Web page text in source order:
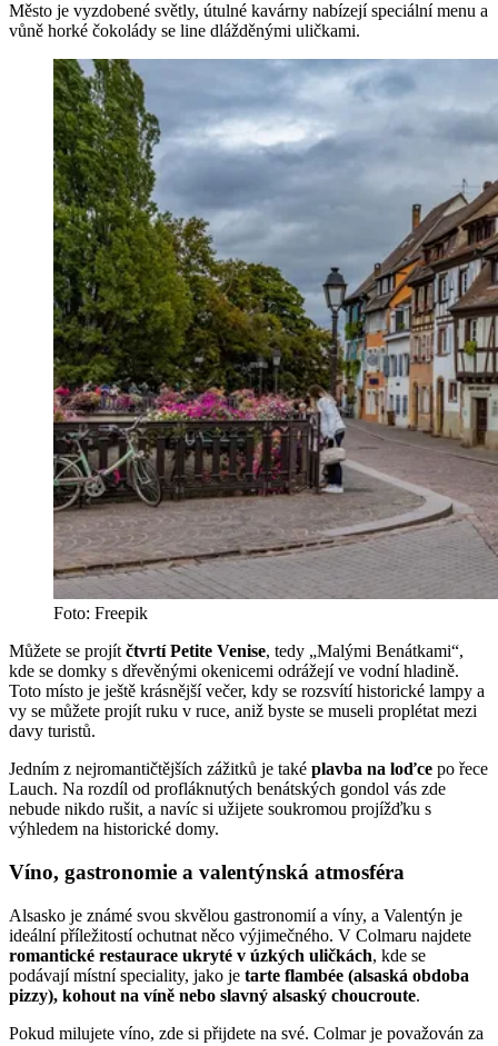
Město je vyzdobené světly, útulné kavárny nabízejí speciální menu a
vůně horké čokolády se line dlážděnými uličkami.
Foto: Freepik
Můžete se projítčtvrtí Petite Venise, tedy „Malými Benátkami“,
kde se domky s dřevěnými okenicemi odrážejí ve vodní hladině.
Toto místo je ještě krásnější večer, kdy se rozsvítí historické lampy a
vy se můžete projít ruku v ruce, aniž byste se museli proplétat mezi
davy turistů.
Jedním z nejromantičtějších zážitků je také plavba na loďce po řece
Lauch. Na rozdíl od profláknutých benátských gondol vás zde
nebude nikdo rušit, a navíc si užijete soukromou projížďku s
výhledem na historické domy.
Víno, gastronomie a valentýnská atmosféra
Alsasko je známé svou skvělou gastronomií a víny, a Valentýn je
ideální příležitostí ochutnat něco výjimečného. V Colmaru najdete
romantické restaurace ukryté v úzkých uličkách, kde se
podávají místní speciality, jako je tarte flambée (alsaská obdoba
pizzy), kohout na víně nebo slavný alsaský choucroute.
Pokud milujete víno, zde si přijdete na své. Colmar je považován za